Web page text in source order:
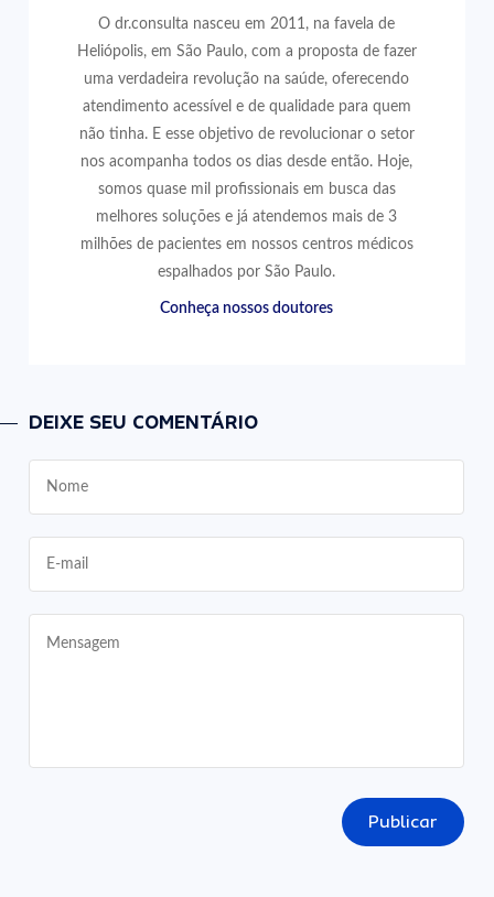
O dr.consulta nasceu em 2011, na favela de
Heliópolis, em São Paulo, com a proposta de fazer
uma verdadeira revolução na saúde, oferecendo
atendimento acessível e de qualidade para quem
não tinha. E esse objetivo de revolucionar o setor
nos acompanha todos os dias desde então. Hoje,
somos quase mil profissionais em busca das
melhores soluções e já atendemos mais de 3
milhões de pacientes em nossos centros médicos
espalhados por São Paulo.
Conheça nossos doutores
DEIXE SEU COMENTÁRIO
Publicar